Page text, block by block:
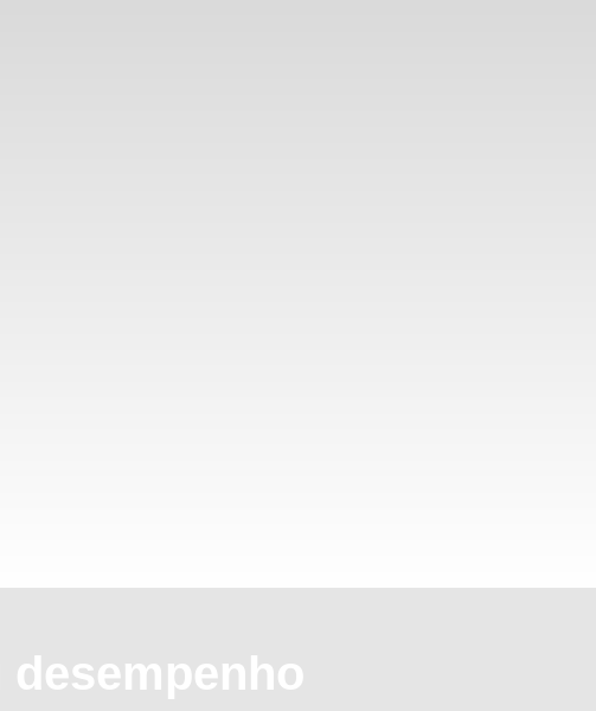
desempenho